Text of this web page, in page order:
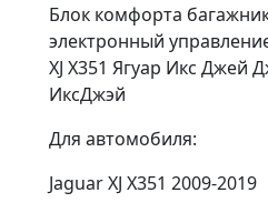
Блок комфорта
электронный
XJ X351 Ягуар Икс Джей
ИксДжэй
Для aвтoмобиля:
Jaguar XJ X351 2009-2019